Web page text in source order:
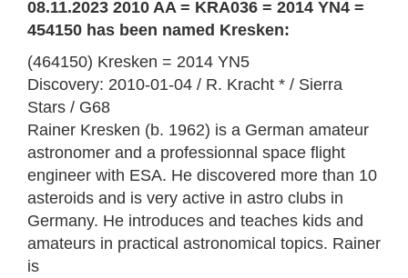
08.11.2023 2010 AA = KRA036 = 2014 YN4 =
454150 has been named Kresken:
(464150) Kresken = 2014 YN5
Discovery: 2010-01-04 / R. Kracht * / Sierra
Stars / G68
Rainer Kresken (b. 1962) is a German amateur
astronomer and a professionnal space flight
engineer with ESA. He discovered more than 10
asteroids and is very active in astro clubs in
Germany. He introduces and teaches kids and
amateurs in practical astronomical topics. Rainer
is